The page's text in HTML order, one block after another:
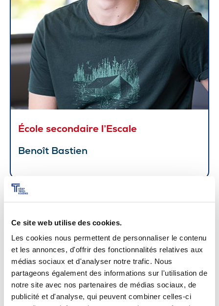
Ce site web utilise des cookies.
Les cookies nous permettent de personnaliser le contenu
et les annonces, d'offrir des fonctionnalités relatives aux
médias sociaux et d'analyser notre trafic. Nous
partageons également des informations sur l'utilisation de
notre site avec nos partenaires de médias sociaux, de
publicité et d'analyse, qui peuvent combiner celles-ci
École secondaire l’Escale
Benoît Bastien